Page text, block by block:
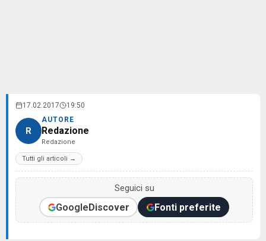
17.02.2017 19:50
R
AUTORE
Redazione
Redazione
Tutti gli articoli →
Seguici su
GoogleDiscover Fonti preferite